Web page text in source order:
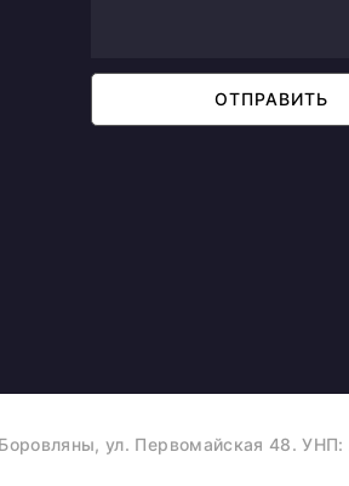
ОТПРАВИТЬ
ул. Первомайская 48.